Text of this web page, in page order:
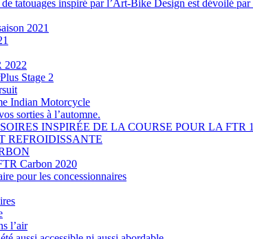
tatouages inspiré par l’Art-Bike Design est dévoilé
2021
2022
Stage 2
Indian Motorcycle
sorties à l’automne.
INSPIRÉE DE LA COURSE POUR LA FTR
REFROIDISSANTE
Carbon 2020
pour les concessionnaires
l’air